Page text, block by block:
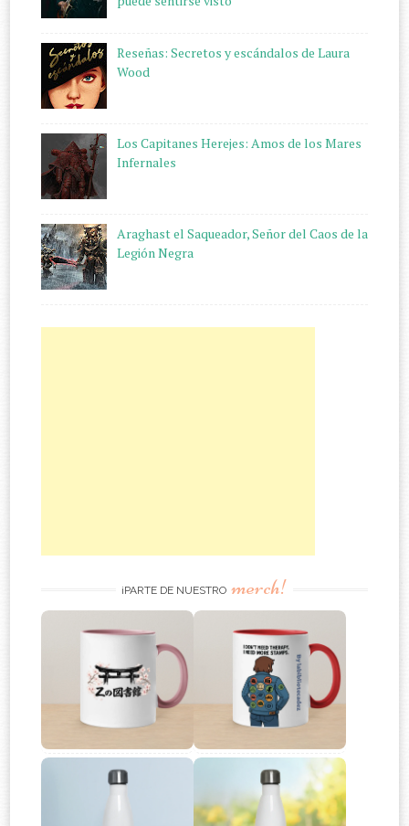
Reseñas: Secretos y escándalos de Laura
Wood
Los Capitanes Herejes: Amos de los Mares
Infernales
Araghast el Saqueador, Señor del Caos de la
Legión Negra
¡PARTE DE NUESTRO merch!